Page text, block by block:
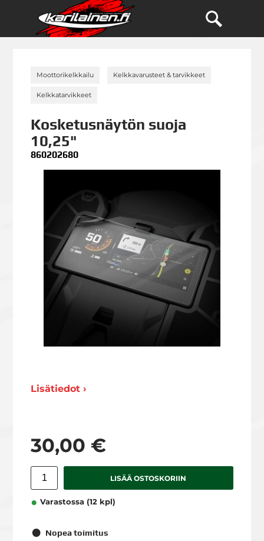
Moottorikelkkailu Kelkkavarusteet & tarvikkeet
Kelkkatarvikkeet
Kosketusnäytön suoja
10,25"
860202680
Lisätiedot ›
30,00 €
LISÄÄ OSTOSKORIIN
Varastossa (12 kpl)
Nopea toimitus